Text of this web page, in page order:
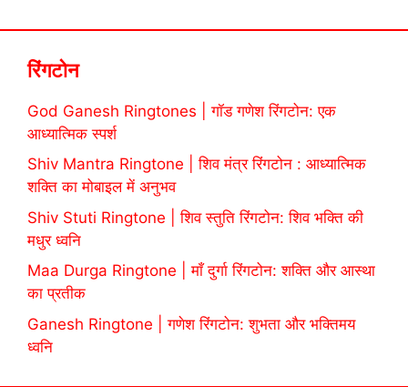
रिंगटोन
God Ganesh Ringtones | गॉड गणेश रिंगटोन: एक
आध्यात्मिक स्पर्श
Shiv Mantra Ringtone | शिव मंत्र रिंगटोन : आध्यात्मिक
शक्ति का मोबाइल में अनुभव
Shiv Stuti Ringtone | शिव स्तुति रिंगटोन: शिव भक्ति की
मधुर ध्वनि
Maa Durga Ringtone | माँ दुर्गा रिंगटोन: शक्ति और आस्था
का प्रतीक
Ganesh Ringtone | गणेश रिंगटोन: शुभता और भक्तिमय
ध्वनि